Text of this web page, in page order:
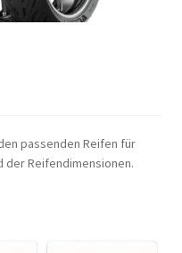
passenden Reifen für
der Reifendimensionen.